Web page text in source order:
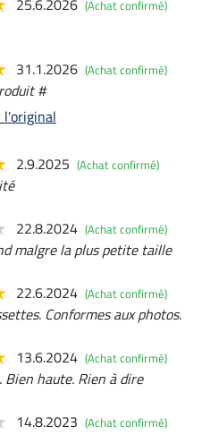
(Achat confirmé)
31.1.2026 (Achat confirmé)
#
2.9.2025 (Achat confirmé)
22.8.2024 (Achat confirmé)
malgre la plus petite taille
22.6.2024 (Achat confirmé)
Conformes aux photos.
13.6.2024 (Achat confirmé)
Bien haute. Rien à dire
14.8.2023 (Achat confirmé)